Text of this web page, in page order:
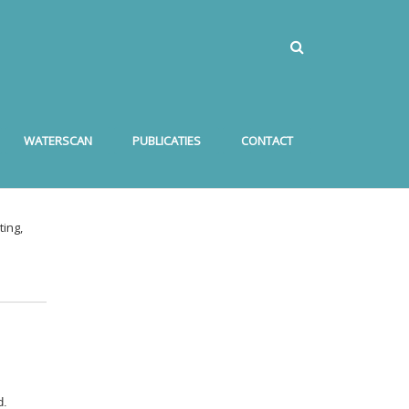
WATERSCAN PUBLICATIES CONTACT